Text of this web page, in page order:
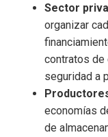
Sector
organizar
contratos de
seguridad a
economías
de